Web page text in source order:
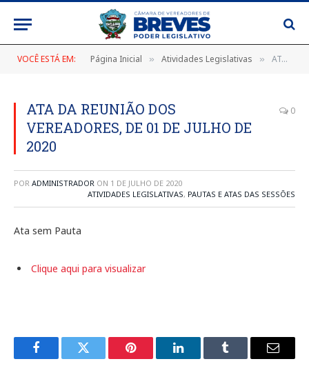
VOCÊ ESTÁ EM: Página Inicial » Atividades Legislativas » ATA DA REUNIÃO DOS VEREADORES, DE 01 DE JULHO DE 2020
ATA DA REUNIÃO DOS
VEREADORES, DE 01 DE JULHO DE
2020
0
POR ADMINISTRADOR ON 1 DE JULHO DE 2020
ATIVIDADES LEGISLATIVAS, PAUTAS E ATAS DAS SESSÕES
Ata sem Pauta
Clique aqui para visualizar
FacebookTwitter Pinterest LinkedInTumblr
E-